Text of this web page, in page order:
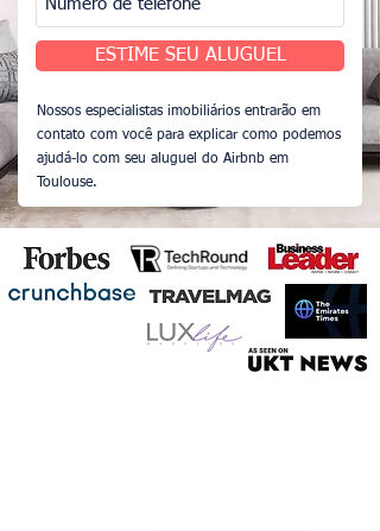
ESTIME SEU ALUGUEL
Nossos especialistas imobiliários entrarão em
contato com você para explicar como podemos
ajudá-lo com seu aluguel do Airbnb em
Toulouse.